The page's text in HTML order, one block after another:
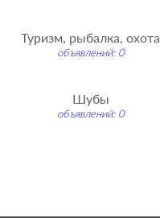
Туризм, рыбалка, охота
объявлений: 0
Шубы
объявлений: 0